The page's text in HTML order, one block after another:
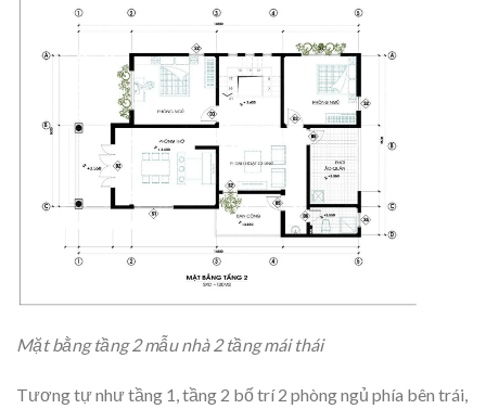
Mặt bằng tầng 2 mẫu nhà 2 tầng mái thái
Tương tự như tầng 1, tầng 2 bố trí 2 phòng ngủ phía bên trái,